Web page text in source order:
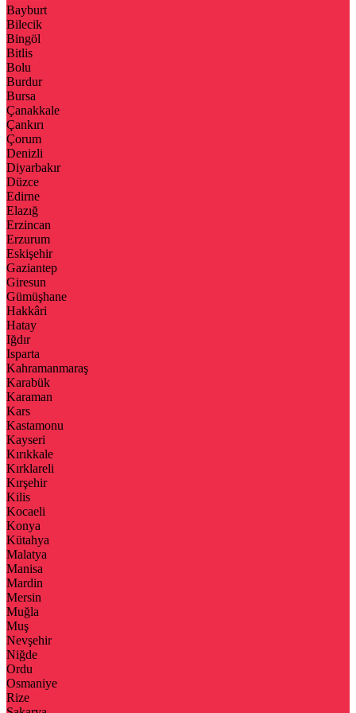
Bayburt
Bilecik
Bingöl
Bitlis
Bolu
Burdur
Bursa
Çanakkale
Çankırı
Çorum
Denizli
Diyarbakır
Düzce
Edirne
Elazığ
Erzincan
Erzurum
Eskişehir
Gaziantep
Giresun
Gümüşhane
Hakkâri
Hatay
Iğdır
Isparta
Kahramanmaraş
Karabük
Karaman
Kars
Kastamonu
Kayseri
Kırıkkale
Kırklareli
Kırşehir
Kilis
Kocaeli
Konya
Kütahya
Malatya
Manisa
Mardin
Mersin
Muğla
Muş
Nevşehir
Niğde
Ordu
Osmaniye
Rize